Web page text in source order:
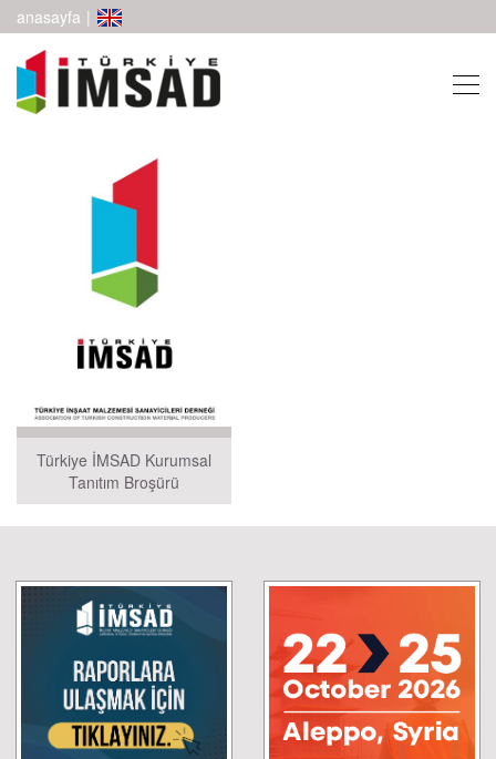
anasayfa |
Türkiye İMSAD Kurumsal
Tanıtım Broşürü